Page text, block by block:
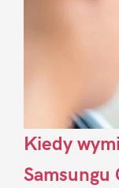
Kiedy
Samsungu